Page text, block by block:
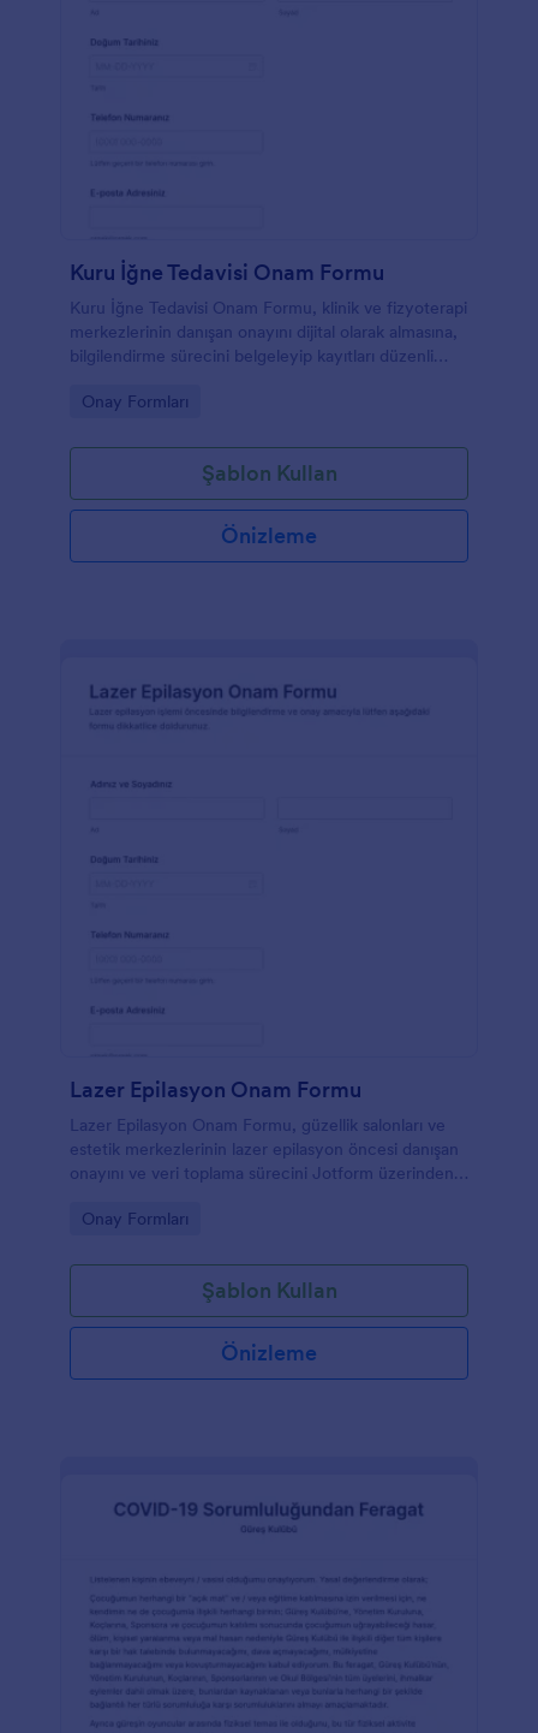
Kuru İğne Tedavisi Onam Formu
Kuru İğne Tedavisi Onam Formu, klinik ve fizyoterapi
merkezlerinin danışan onayını dijital olarak almasına,
bilgilendirme sürecini belgeleyip kayıtları düzenli
Go to Category:
Onay Formları
Şablon Kullan
Önizleme
Lazer Epilasyon Onam Formu
Lazer Epilasyon Onam Formu, güzellik salonları ve
estetik merkezlerinin lazer epilasyon öncesi danışan
onayını ve veri toplama sürecini Jotform üzerinden
Go to Category:
Onay Formları
Şablon Kullan
Önizleme